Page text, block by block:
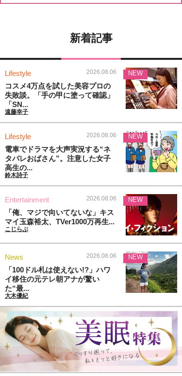
新着記事
Lifestyle 2026.08.06
コスメ4万点を試した美容プロの
失敗談。「手の甲に塗って確認」
「SN...
遠藤幸子
NEW
Lifestyle 2026.08.06
電車でドラマを大声実況する“ネ
タバレおばさん”。注意した女子
高生の...
鈴木詩子
NEW
Entertainment 2026.08.06
「俺、マジで向いてないな」キス
マイ玉森裕太、TVer1000万再生...
こじらぶ
NEW
News 2026.08.06
「100ドル札は使えない!?」ハワ
イ移住の元テレ朝アナが驚い
た“最...
大木優紀
NEW